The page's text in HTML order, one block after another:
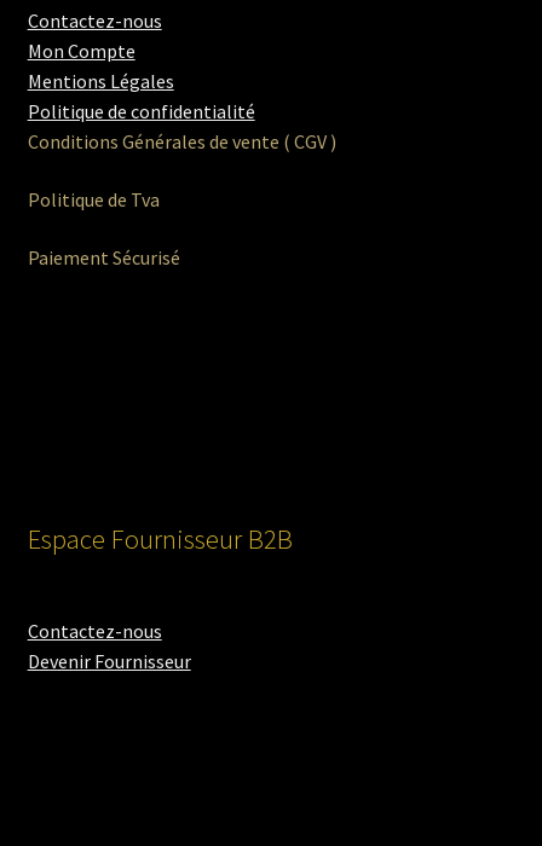
Contactez-nous
Mon Compte
Mentions Légales
Politique de confidentialité
Conditions Générales de vente ( CGV )
Politique de Tva
Paiement Sécurisé
Espace Fournisseur B2B
Contactez-nous
Devenir Fournisseur